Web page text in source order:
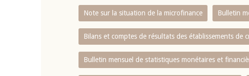
Note sur la situation de la microfinance Bulletin
Bilans et comptes de résultats des établissements de
Bulletin mensuel de statistiques monétaires et